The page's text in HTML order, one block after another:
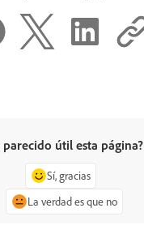
parecido útil esta página?
Sí, gracias
La verdad es que no